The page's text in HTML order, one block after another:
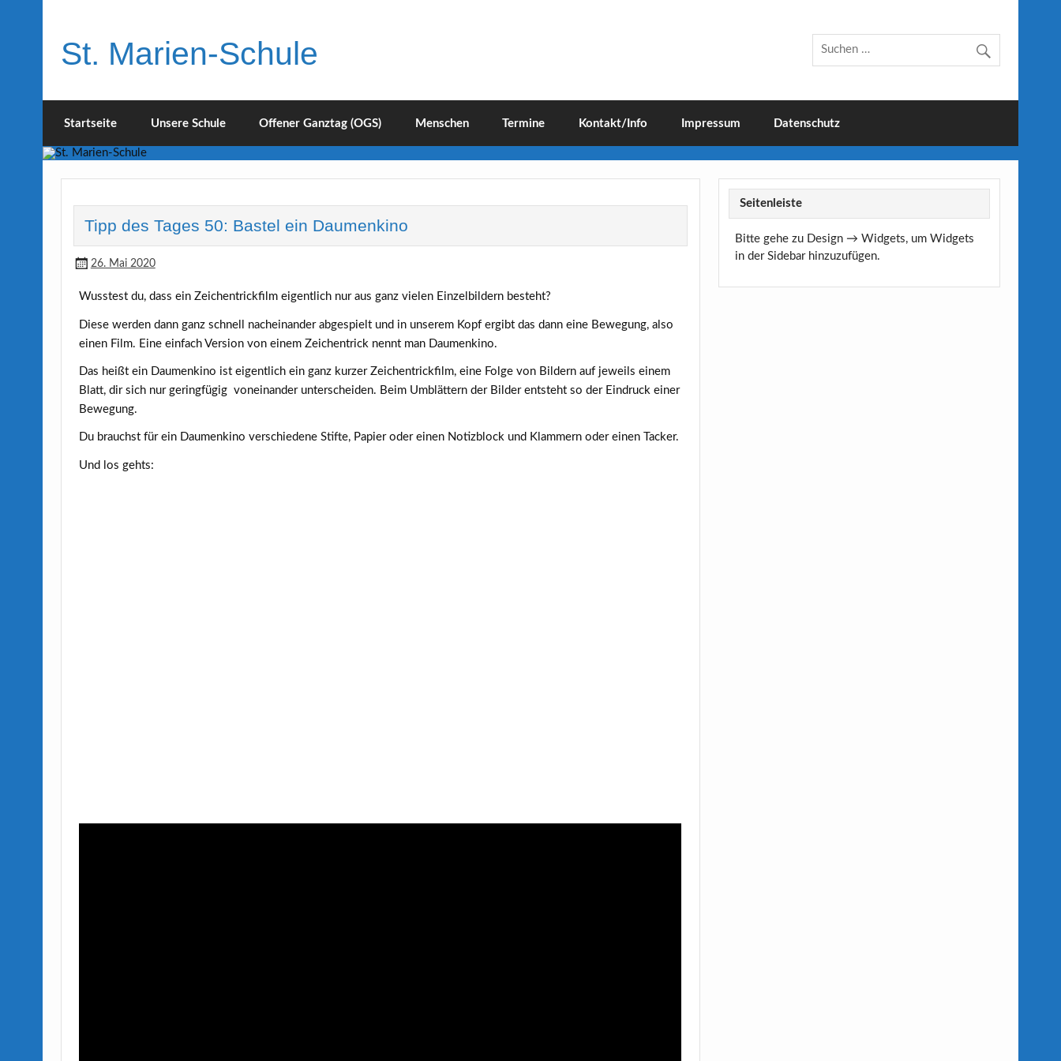
St. Marien-Schule
Katholische Grundschule in Moers
Startseite Unsere Schule Offener Ganztag (OGS) Menschen Termine Kontakt/Info Impressum Datenschutz
Tipp des Tages 50: Bastel ein Daumenkino
26. Mai 2020
Wusstest du, dass ein Zeichentrickfilm eigentlich nur aus ganz vielen Einzelbildern besteht?
Diese werden dann ganz schnell nacheinander abgespielt und in unserem Kopf ergibt das dann eine Bewegung, also
einen Film. Eine einfach Version von einem Zeichentrick nennt man Daumenkino.
Das heißt ein Daumenkino ist eigentlich ein ganz kurzer Zeichentrickfilm, eine Folge von Bildern auf jeweils einem
Blatt, dir sich nur geringfügig voneinander unterscheiden. Beim Umblättern der Bilder entsteht so der Eindruck einer
Bewegung.
Du brauchst für ein Daumenkino verschiedene Stifte, Papier oder einen Notizblock und Klammern oder einen Tacker.
Und los gehts:
Seitenleiste
Bitte gehe zu Design → Widgets, um Widgets
in der Sidebar hinzuzufügen.